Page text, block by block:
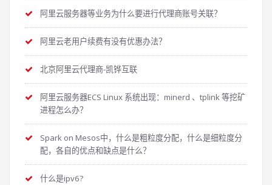
阿里云服务器等业务为什么要进行代理商账号关联？
阿里云老用户续费有没有优惠办法？
北京阿里云代理商-凯铧互联
阿里云服务器ECS Linux 系统出现：minerd 、tplink 等挖矿
进程怎么办？
Spark on Mesos中，什么是粗粒度分配，什么是细粒度分
配，各自的优点和缺点是什么？
什么是ipv6?